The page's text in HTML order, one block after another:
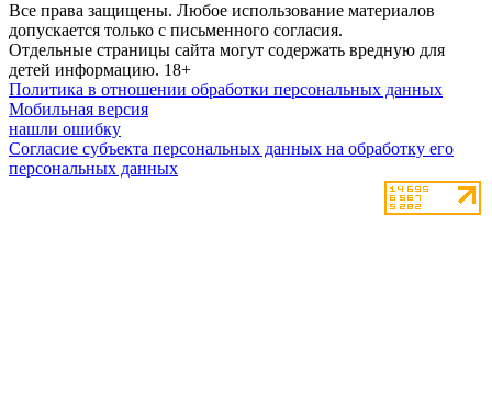
Все права защищены. Любое использование материалов
допускается только с письменного согласия.
Отдельные страницы сайта могут содержать вредную для
детей информацию. 18+
Политика в отношении обработки персональных данных
Мобильная версия
нашли ошибку
Согласие субъекта персональных данных на обработку его
персональных данных